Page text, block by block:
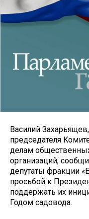
Василий
председателя
делам
организаций,
депутаты фракции
просьбой к
поддержать их
Годом садовода.